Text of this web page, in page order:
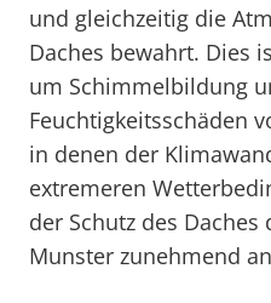
und gleichzeitig die
Daches bewahrt. Dies
um Schimmelbildung
Feuchtigkeitsschäden
in denen der
extremeren
der Schutz des
Munster zunehmend